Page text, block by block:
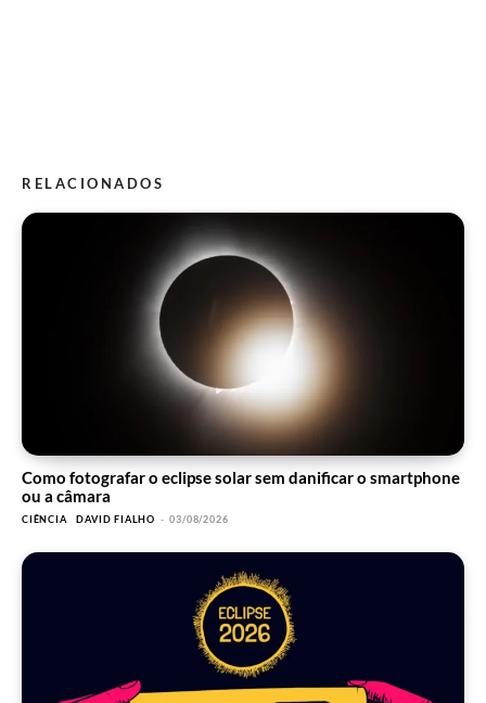
RELACIONADOS
Como fotografar o eclipse solar sem danificar o smartphone
ou a câmara
CIÊNCIA DAVID FIALHO - 03/08/2026